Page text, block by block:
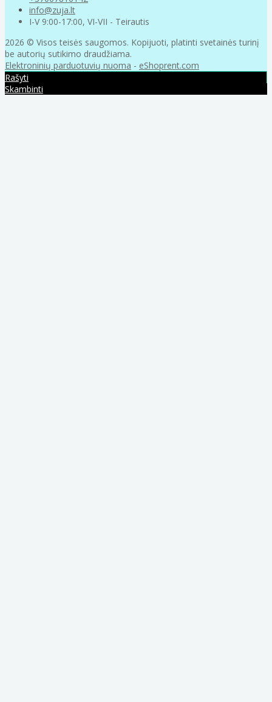
info@zuja.lt
I-V 9:00-17:00, VI-VII - Teirautis
2026 © Visos teisės saugomos. Kopijuoti, platinti svetainės turinį
be autorių sutikimo draudžiama.
Elektroninių parduotuvių nuoma - eShoprent.com
Rašyti
Skambinti